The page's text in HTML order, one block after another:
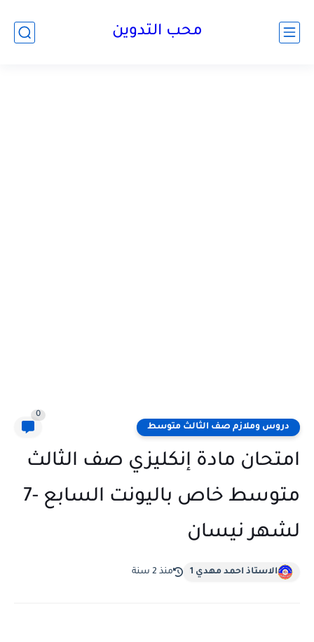
محب التدوين
دروس وملازم صف الثالث متوسط
0
امتحان مادة إنكليزي صف الثالث
متوسط خاص باليونت السابع -7
لشهر نيسان
الاستاذ احمد مهدي 1 منذ 2 سنة